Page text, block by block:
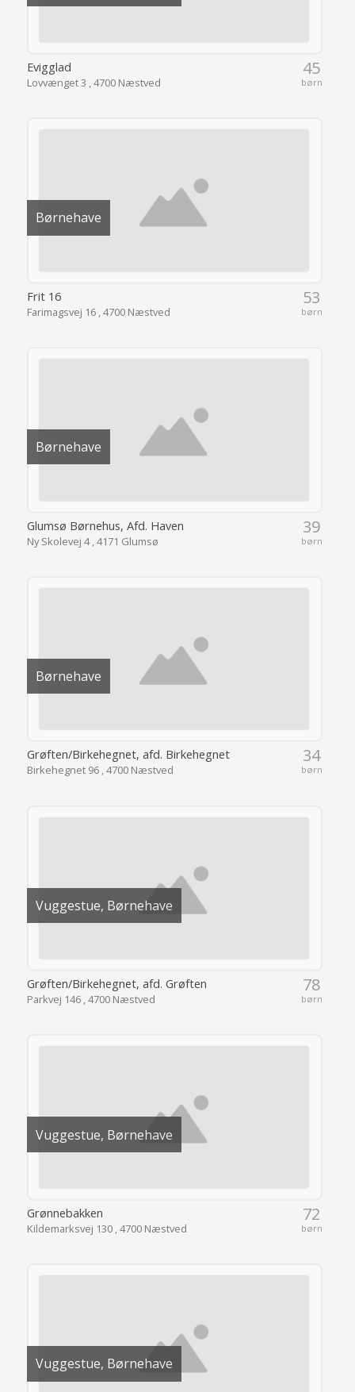
45
børn
Evigglad
Lovvænget 3 , 4700 Næstved
Børnehave
53
børn
Frit 16
Farimagsvej 16 , 4700 Næstved
Børnehave
39
børn
Glumsø Børnehus, Afd. Haven
Ny Skolevej 4 , 4171 Glumsø
Børnehave
34
børn
Grøften/Birkehegnet, afd. Birkehegnet
Birkehegnet 96 , 4700 Næstved
Vuggestue, Børnehave
78
børn
Grøften/Birkehegnet, afd. Grøften
Parkvej 146 , 4700 Næstved
Vuggestue, Børnehave
72
børn
Grønnebakken
Kildemarksvej 130 , 4700 Næstved
Vuggestue, Børnehave